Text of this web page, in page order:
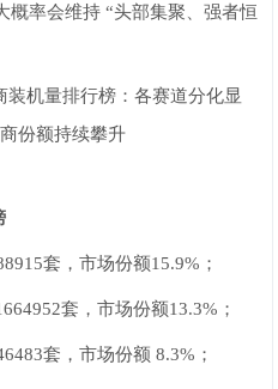
概率会维持 “头部集聚、强者恒
套，市场份额15.9%；
套，市场份额13.3%；
套，市场份额 8.3%；